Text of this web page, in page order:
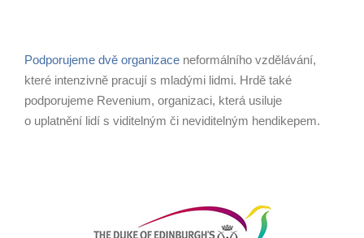
Podporujeme dvě organizace neformálního vzdělávání,
které intenzivně pracují s mladými lidmi. Hrdě také
podporujeme Revenium, organizaci, která usiluje
o uplatnění lidí s viditelným či neviditelným hendikepem.